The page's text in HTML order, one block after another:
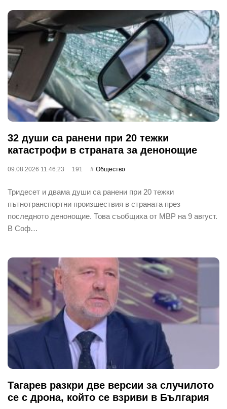
32 души са ранени при 20 тежки
катастрофи в страната за денонощие
09.08.2026 11:46:23 191 Общество
Тридесет и двама души са ранени при 20 тежки
пътнотранспортни произшествия в страната през
последното денонощие. Това съобщиха от МВР на 9 август.
В Соф…
Тагарев разкри две версии за случилото
се с дрона, който се взриви в България